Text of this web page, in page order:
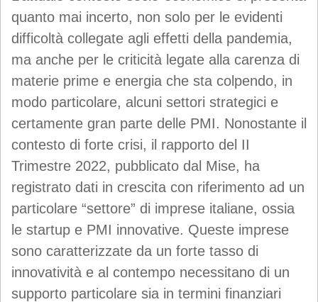
quanto mai incerto, non solo per le evidenti
difficoltà collegate agli effetti della pandemia,
ma anche per le criticità legate alla carenza di
materie prime e energia che sta colpendo, in
modo particolare, alcuni settori strategici e
certamente gran parte delle PMI. Nonostante il
contesto di forte crisi, il rapporto del II
Trimestre 2022, pubblicato dal Mise, ha
registrato dati in crescita con riferimento ad un
particolare “settore” di imprese italiane, ossia
le startup e PMI innovative. Queste imprese
sono caratterizzate da un forte tasso di
innovatività e al contempo necessitano di un
supporto particolare sia in termini finanziari